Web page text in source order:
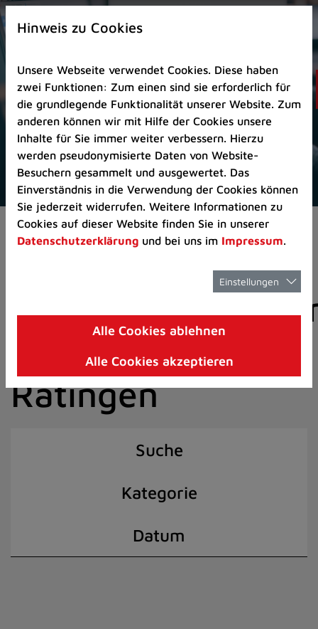
Zur
Startseite
Zum
Seitenanfang
springen
(Schnelltaste
A)
Zur
Navigation/Menü
springen
(Schnelltaste
M)
Zur
8)
I)
Aktuelles Pressemitteilungen
der Stadt
Ratingen
Suche
Kategorie
Datum
Hinweis zu Cookies
Unsere Webseite verwendet Cookies. Diese haben
zwei Funktionen: Zum einen sind sie erforderlich für
die grundlegende Funktionalität unserer Website. Zum
anderen können wir mit Hilfe der Cookies unsere
Inhalte für Sie immer weiter verbessern. Hierzu
werden pseudonymisierte Daten von Website-
Besuchern gesammelt und ausgewertet. Das
Einverständnis in die Verwendung der Cookies können
Sie jederzeit widerrufen. Weitere Informationen zu
Cookies auf dieser Website finden Sie in unserer
Datenschutzerklärung und bei uns im Impressum.
Einstellungen
Alle Cookies ablehnen
Alle Cookies akzeptieren